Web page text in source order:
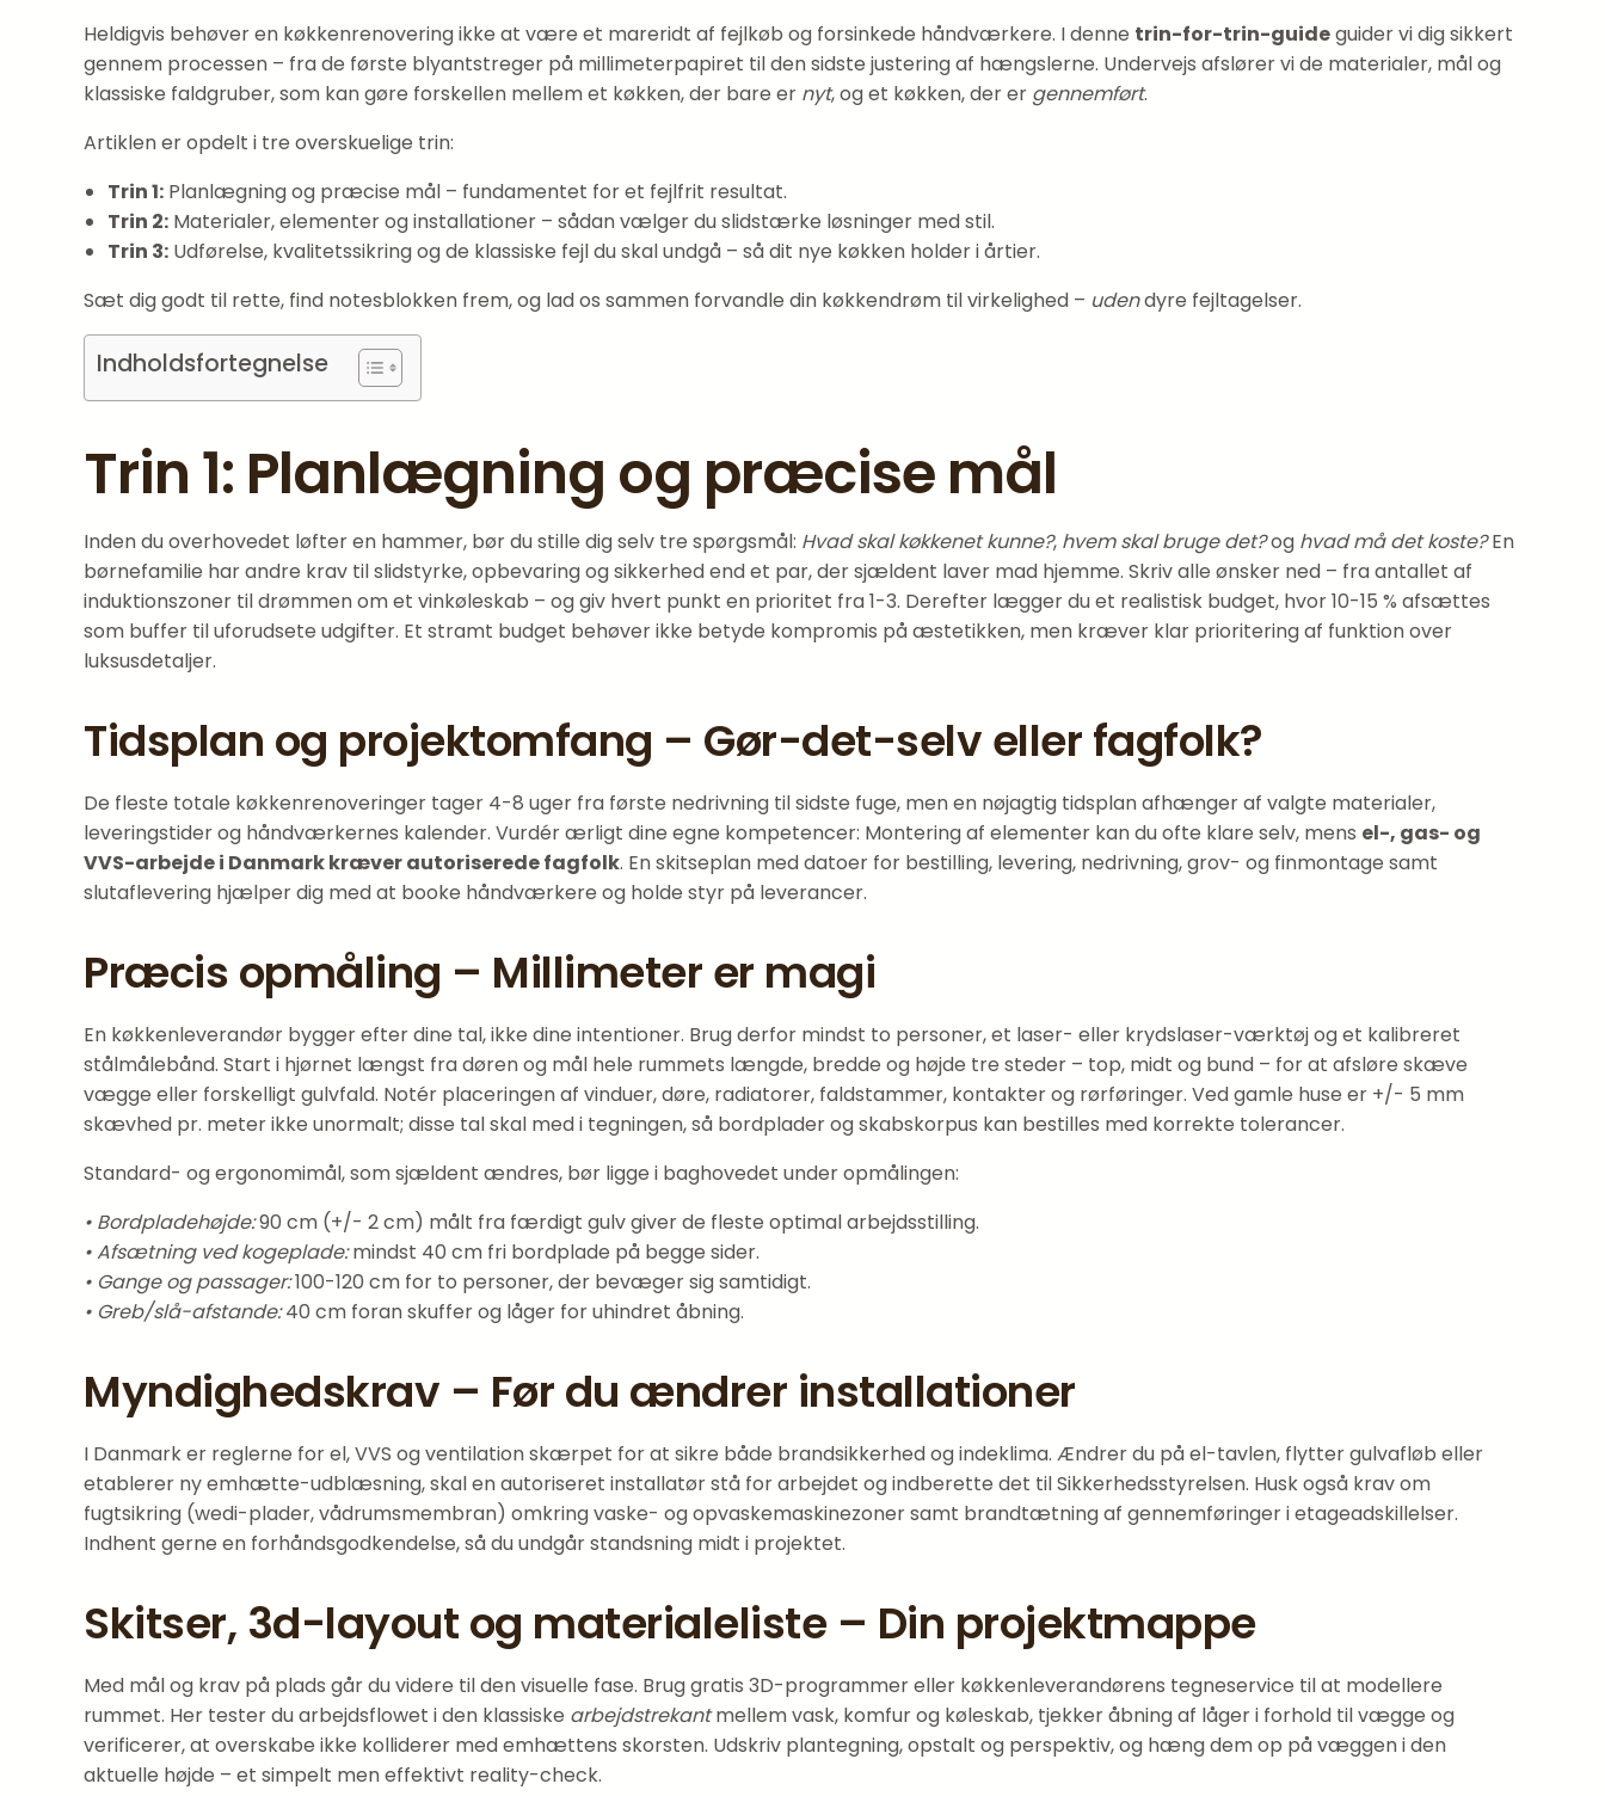
Heldigvis behøver en køkkenrenovering ikke at være et mareridt af fejlkøb og forsinkede håndværkere. I denne trin-for-trin-guideguider vi dig sikkert
gennem processen – fra de første blyantstreger på millimeterpapiret til den sidste justering af hængslerne. Undervejs afslører vi de materialer, mål og
klassiske faldgruber, som kan gøre forskellen mellem et køkken, der bare er nyt, og et køkken, der er gennemført.
Artiklen er opdelt i tre overskuelige trin:
Trin 1: Planlægning og præcise mål – fundamentet for et fejlfrit resultat.
Trin 2: Materialer, elementer og installationer – sådan vælger du slidstærke løsninger med stil.
Trin 3: Udførelse, kvalitetssikring og de klassiske fejl du skal undgå – så dit nye køkken holder i årtier.
Sæt dig godt til rette, find notesblokken frem, og lad os sammen forvandle din køkkendrøm til virkelighed – udendyre fejltagelser.
Indholdsfortegnelse
Trin 1: Planlægning og præcise mål
Inden du overhovedet løfter en hammer, bør du stille dig selv tre spørgsmål: Hvad skal køkkenet kunne?, hvem skal bruge det?og hvad må det koste?En
børnefamilie har andre krav til slidstyrke, opbevaring og sikkerhed end et par, der sjældent laver mad hjemme. Skriv alle ønsker ned – fra antallet af
induktionszoner til drømmen om et vinkøleskab – og giv hvert punkt en prioritet fra 1-3. Derefter lægger du et realistisk budget, hvor 10-15 % afsættes
som buffer til uforudsete udgifter. Et stramt budget behøver ikke betyde kompromis på æstetikken, men kræver klar prioritering af funktion over
luksusdetaljer.
Tidsplan og projektomfang – Gør-det-selv eller fagfolk?
De fleste totale køkkenrenoveringer tager 4-8 uger fra første nedrivning til sidste fuge, men en nøjagtig tidsplan afhænger af valgte materialer,
leveringstider og håndværkernes kalender. Vurdér ærligt dine egne kompetencer: Montering af elementer kan du ofte klare selv, mens el-, gas- og
VVS-arbejde i Danmark kræver autoriserede fagfolk. En skitseplan med datoer for bestilling, levering, nedrivning, grov- og finmontage samt
slutaflevering hjælper dig med at booke håndværkere og holde styr på leverancer.
Præcis opmåling – Millimeter er magi
En køkkenleverandør bygger efter dine tal, ikke dine intentioner. Brug derfor mindst to personer, et laser- eller krydslaser-værktøj og et kalibreret
stålmålebånd. Start i hjørnet længst fra døren og mål hele rummets længde, bredde og højde tre steder – top, midt og bund – for at afsløre skæve
vægge eller forskelligt gulvfald. Notér placeringen af vinduer, døre, radiatorer, faldstammer, kontakter og rørføringer. Ved gamle huse er +/- 5 mm
skævhed pr. meter ikke unormalt; disse tal skal med i tegningen, så bordplader og skabskorpus kan bestilles med korrekte tolerancer.
Standard- og ergonomimål, som sjældent ændres, bør ligge i baghovedet under opmålingen:
• Bordpladehøjde:90 cm (+/- 2 cm) målt fra færdigt gulv giver de fleste optimal arbejdsstilling.
• Afsætning ved kogeplade:mindst 40 cm fri bordplade på begge sider.
• Gange og passager:100-120 cm for to personer, der bevæger sig samtidigt.
• Greb/slå-afstande:40 cm foran skuffer og låger for uhindret åbning.
Myndighedskrav – Før du ændrer installationer
I Danmark er reglerne for el, VVS og ventilation skærpet for at sikre både brandsikkerhed og indeklima. Ændrer du på el-tavlen, flytter gulvafløb eller
etablerer ny emhætte-udblæsning, skal en autoriseret installatør stå for arbejdet og indberette det til Sikkerhedsstyrelsen. Husk også krav om
fugtsikring (wedi-plader, vådrumsmembran) omkring vaske- og opvaskemaskinezoner samt brandtætning af gennemføringer i etageadskillelser.
Indhent gerne en forhåndsgodkendelse, så du undgår standsning midt i projektet.
Skitser, 3d-layout og materialeliste – Din projektmappe
Med mål og krav på plads går du videre til den visuelle fase. Brug gratis 3D-programmer eller køkkenleverandørens tegneservice til at modellere
rummet. Her tester du arbejdsflowet i den klassiske arbejdstrekantmellem vask, komfur og køleskab, tjekker åbning af låger i forhold til vægge og
verificerer, at overskabe ikke kolliderer med emhættens skorsten. Udskriv plantegning, opstalt og perspektiv, og hæng dem op på væggen i den
aktuelle højde – et simpelt men effektivt reality-check.